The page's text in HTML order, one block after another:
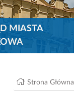
MIASTA
Strona Główna